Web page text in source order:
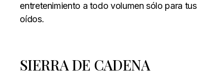
entretenimiento a todo volumen sólo para tus
oídos.
SIERRA DE CADENA